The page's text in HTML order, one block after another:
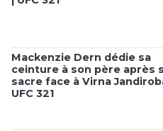
Mackenzie Dern dédie sa
ceinture à son père après
sacre face à Virna
UFC 321